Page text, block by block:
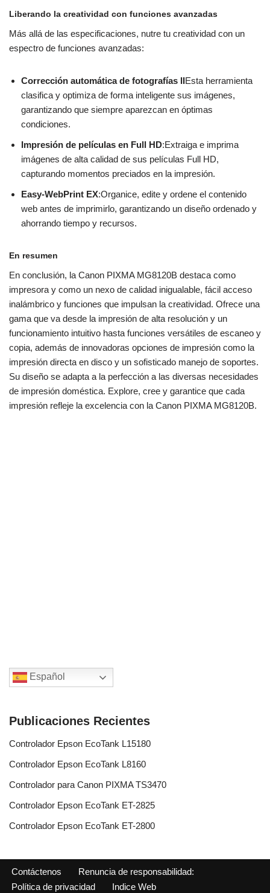
Liberando la creatividad con funciones avanzadas
Más allá de las especificaciones, nutre tu creatividad con un
espectro de funciones avanzadas:
Corrección automática de fotografías IIEsta herramienta
clasifica y optimiza de forma inteligente sus imágenes,
garantizando que siempre aparezcan en óptimas
condiciones.
Impresión de películas en Full HD:Extraiga e imprima
imágenes de alta calidad de sus películas Full HD,
capturando momentos preciados en la impresión.
Easy-WebPrint EX:Organice, edite y ordene el contenido
web antes de imprimirlo, garantizando un diseño ordenado y
ahorrando tiempo y recursos.
En resumen
En conclusión, la Canon PIXMA MG8120B destaca como
impresora y como un nexo de calidad inigualable, fácil acceso
inalámbrico y funciones que impulsan la creatividad. Ofrece una
gama que va desde la impresión de alta resolución y un
funcionamiento intuitivo hasta funciones versátiles de escaneo y
copia, además de innovadoras opciones de impresión como la
impresión directa en disco y un sofisticado manejo de soportes.
Su diseño se adapta a la perfección a las diversas necesidades
de impresión doméstica. Explore, cree y garantice que cada
impresión refleje la excelencia con la Canon PIXMA MG8120B.
Español
Publicaciones Recientes
Controlador Epson EcoTank L15180
Controlador Epson EcoTank L8160
Controlador para Canon PIXMA TS3470
Controlador Epson EcoTank ET-2825
Controlador Epson EcoTank ET-2800
Contáctenos
Renuncia de responsabilidad:
Política de privacidad
Indice Web